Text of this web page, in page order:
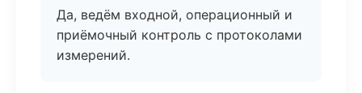
Да, ведём входной, операционный и
приёмочный контроль с протоколами
измерений.